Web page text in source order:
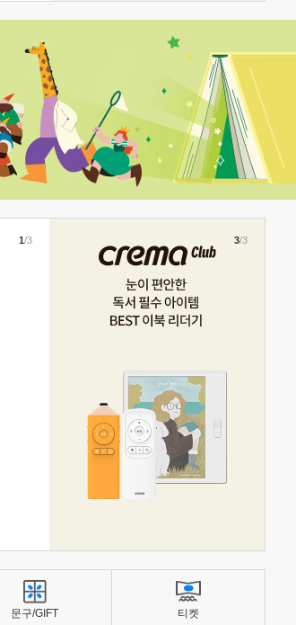
1/3 3/3
문구/GIFT 티켓